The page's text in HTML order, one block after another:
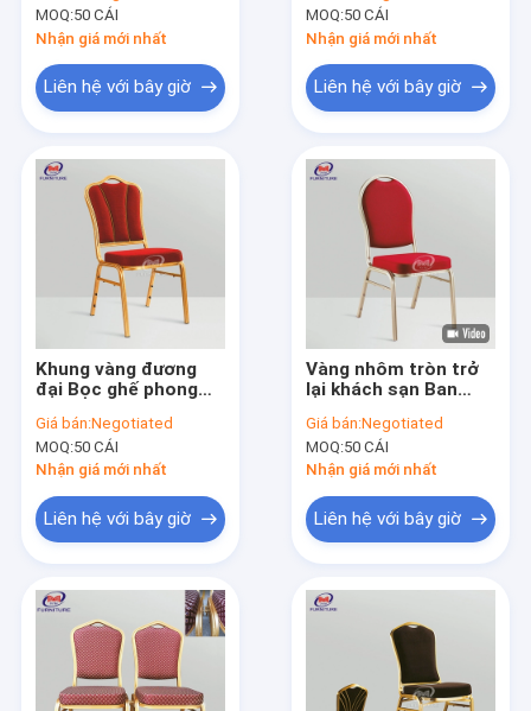
Các sản phẩm
Về chúng tôi
MOQ:50 CÁI
Nhận giá mới nhất
Liên hệ với bây giờ
MOQ:50 CÁI
Nhận giá mới nhất
Liên hệ với bây giờ
Khung vàng đương
đại Bọc ghế phong
khách sạn
Giá bán:Negotiated
MOQ:50 CÁI
Nhận giá mới nhất
Liên hệ với bây giờ
Vàng nhôm tròn trở
lại khách sạn Ban
tía cho phòng tiệc
Giá bán:Negotiated
MOQ:50 CÁI
Nhận giá mới nhất
Liên hệ với bây giờ